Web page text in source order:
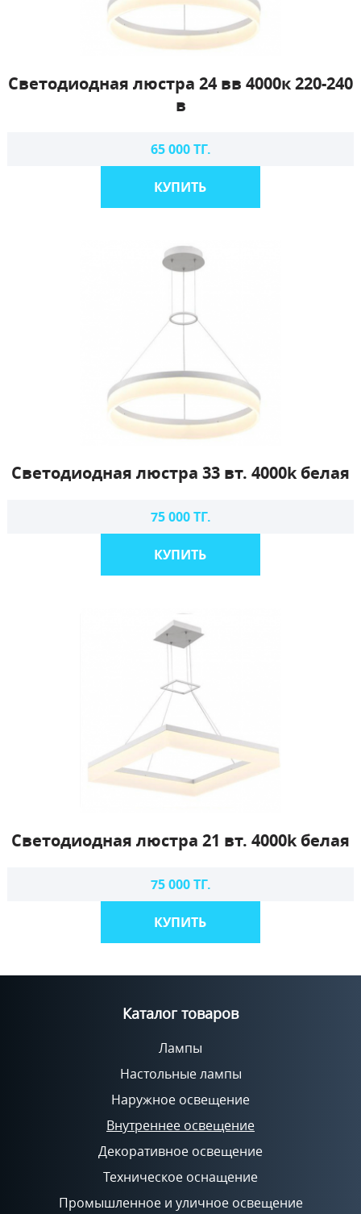
Светодиодная люстра 24 вв 4000к 220-240
в
65 000 ТГ.
КУПИТЬ
Светодиодная люстра 33 вт. 4000k белая
75 000 ТГ.
КУПИТЬ
Светодиодная люстра 21 вт. 4000k белая
75 000 ТГ.
КУПИТЬ
Каталог товаров
Лампы
Настольные лампы
Наружное освещение
Внутреннее освещение
Декоративное освещение
Техническое оснащение
Промышленное и уличное освещение